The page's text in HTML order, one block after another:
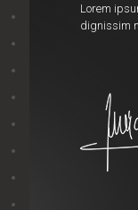
Lorem
dignissim